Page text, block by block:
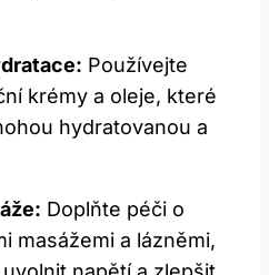
Používejte
krémy a oleje, které
hydratovanou a
Doplňte péči o
masážemi a lázněmi,